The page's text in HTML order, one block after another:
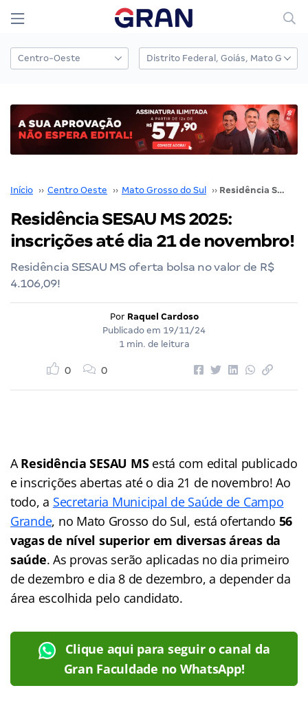
Início ›› Centro Oeste ›› Mato Grosso do Sul ›› Residência SESAU MS 2025: inscrições até dia 21 de novembro!
Residência SESAU MS 2025:
inscrições até dia 21 de novembro!
Residência SESAU MS oferta bolsa no valor de R$
4.106,09!
Por Raquel Cardoso
Publicado em 19/11/24
1 min. de leitura
0 0
AResidência SESAU MS está com edital publicado
e inscrições abertas até o dia 21 de novembro! Ao
todo, a Secretaria Municipal de Saúde de Campo
Grande, no Mato Grosso do Sul, está ofertando 56
vagas de nível superior em diversas áreas da
saúde. As provas serão aplicadas no dia primeiro
de dezembro e dia 8 de dezembro, a depender da
área escolhida pelo candidato.
Clique aqui para seguir o canal da
Gran Faculdade no WhatsApp!